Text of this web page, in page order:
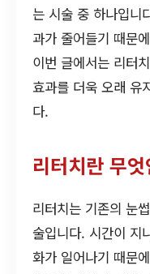
는 시술 중 하나입니
과가 줄어들기 때문
이번 글에서는 리터
효과를 더욱 오래 유
다.
리터치란 무
리터치는 기존의 눈
술입니다. 시간이 지
화가 일어나기 때문